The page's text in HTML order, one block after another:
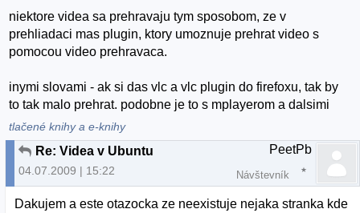
niektore videa sa prehravaju tym sposobom, ze v
prehliadaci mas plugin, ktory umoznuje prehrat video s
pomocou video prehravaca.
inymi slovami - ak si das vlc a vlc plugin do firefoxu, tak by
to tak malo prehrat. podobne je to s mplayerom a dalsimi
tlačené knihy a e-knihy
Re: Videa v Ubuntu
04.07.2009 | 15:22
PeetPb
Návštevník
Dakujem a este otazocka ze neexistuje nejaka stranka kde